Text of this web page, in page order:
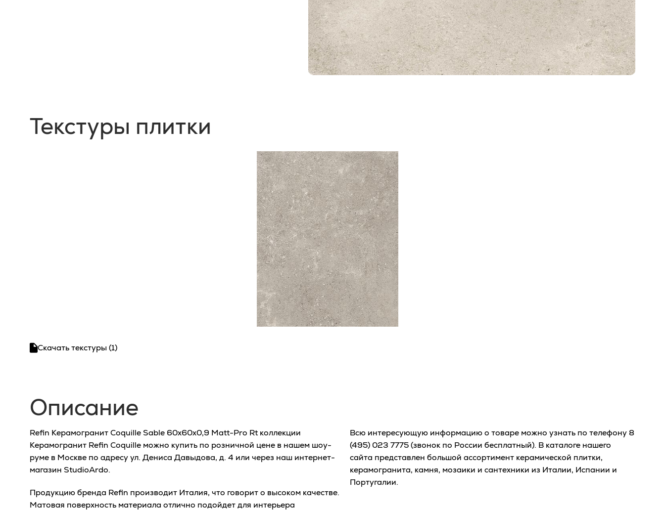
Текстуры плитки
Скачать текстуры (1)
Описание
Refin Керамогранит Coquille Sable 60x60x0,9 Matt-Pro Rt коллекции
Керамогранит Refin Coquille можно купить по розничной цене в нашем шоу-
руме в Москве по адресу ул. Дениса Давыдова, д. 4 или через наш интернет-
магазин StudioArdo.
Продукцию бренда Refin производит Италия, что говорит о высоком качестве.
Матовая поверхность материала отлично подойдет для интерьера
Всю интересующую информацию о товаре можно узнать по телефону 8
(495) 023 7775(звонок по России бесплатный). В каталоге нашего
сайта представлен большой ассортимент керамической плитки,
керамогранита, камня, мозаики и сантехники из Италии, Испании и
Португалии.